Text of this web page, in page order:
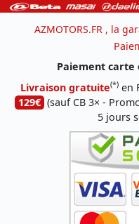
AZMOTORS.FR , la
Paiement carte
Livraison gratuite(*) en
129€ (sauf CB 3× -
5 jours